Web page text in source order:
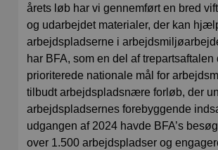
årets løb har vi gennemført en bred
og udarbejdet materialer, der kan
arbejdspladserne i
har BFA, som en del af trepartsaftalen
prioriterede nationale mål for
tilbudt arbejdspladsnære forløb, der
arbejdspladsernes forebyggende
udgangen af 2024 havde BFA’s
over 1.500 arbejdspladser og